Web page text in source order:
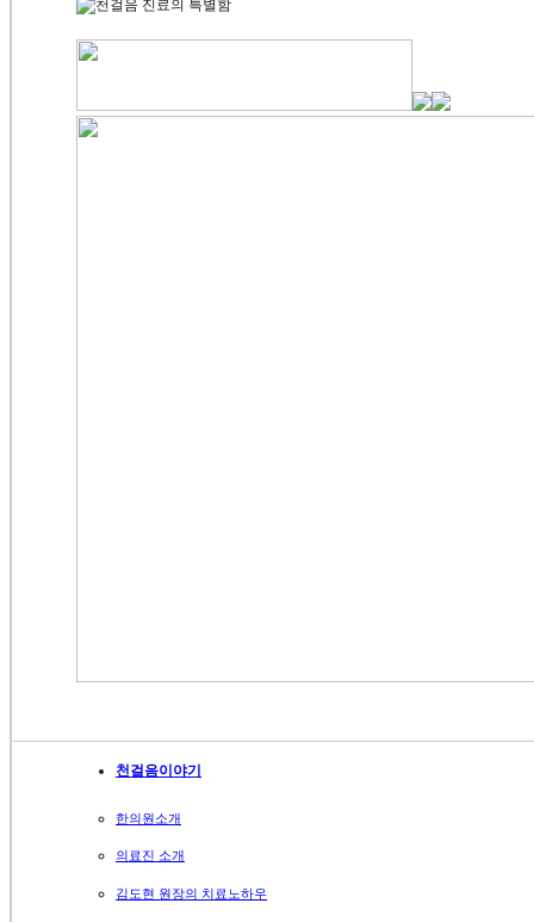
천걸음이야기
한의원소개
의료진 소개
김도현 원장의 치료노하우